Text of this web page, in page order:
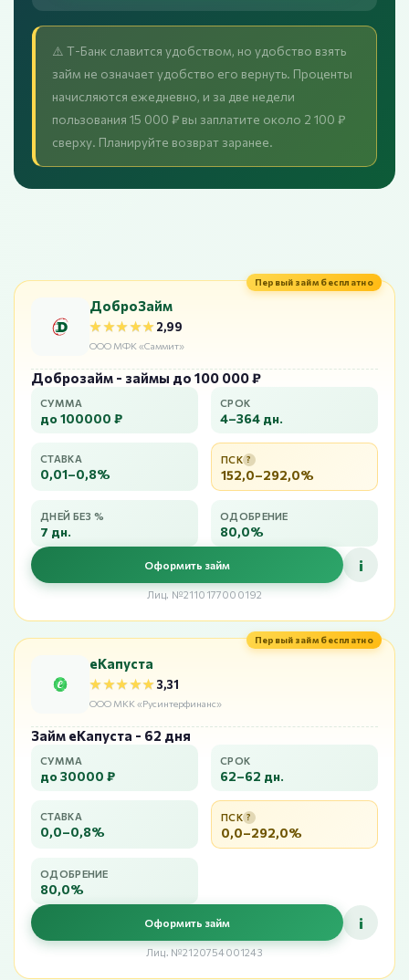
⚠️ Т-Банк славится удобством, но удобство взять
займ не означает удобство его вернуть. Проценты
начисляются ежедневно, и за две недели
пользования 15 000 ₽ вы заплатите около 2 100 ₽
сверху. Планируйте возврат заранее.
Первый займ бесплатно
ДоброЗайм
★★★★★
★★★★★2,99
ООО МФК «Саммит»
Доброзайм - займы до 100 000 ₽
СУММА
до 100000 ₽
СРОК
4–364 дн.
СТАВКА
0,01–0,8%
ПСК ?
152,0–292,0%
ДНЕЙ БЕЗ %
7 дн.
ОДОБРЕНИЕ
80,0%
Оформить займ i
Лиц. №2110177000192
Первый займ бесплатно
еКапуста
★★★★★
★★★★★3,31
ООО МКК «Русинтерфинанс»
Займ еКапуста - 62 дня
СУММА
до 30000 ₽
СРОК
62–62 дн.
СТАВКА
0,0–0,8%
ПСК ?
0,0–292,0%
ОДОБРЕНИЕ
80,0%
Оформить займ i
Лиц. №2120754001243